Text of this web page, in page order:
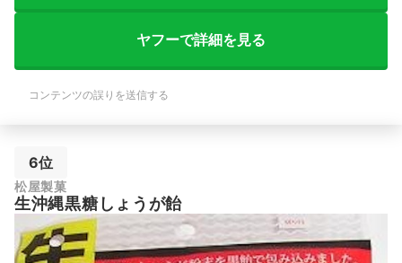
ヤフーで詳細を見る
コンテンツの誤りを送信する
6位
松屋製菓
生沖縄黒糖しょうが飴